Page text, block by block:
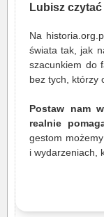
Lubisz
Na
świata tak, jak
szacunkiem do
bez tych, którzy
Postaw nam
realnie
gestom
i wydarzeniach,